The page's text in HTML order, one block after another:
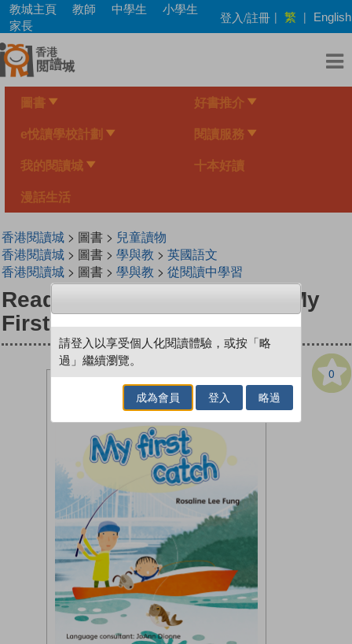
Skip
main
content
教城主頁 教師 中學生
小學生
家長
登入/註冊 | 繁 | English
圖書 好書推介
e悅讀學校計劃 閱讀服務
我的閱讀城 十本好讀
漫話生活
香港閱讀城> 圖書 > 兒童讀物
香港閱讀城> 圖書 > 學與教 > 英國語文
香港閱讀城> 圖書 > 學與教 > 從閱讀中學習
Read with Phinnie (Level 1)My
First Catch
0
請登入以享受個人化閱讀體驗，或按「略
過」繼續瀏覽。
成為會員 登入 略過